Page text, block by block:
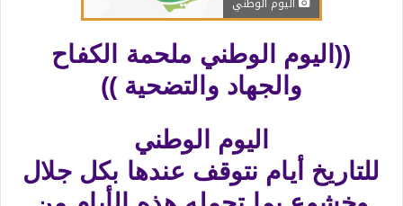
((اليوم الوطني ملحمة الكفاح
والجهاد والتضحية ))
اليوم الوطني
للتاريخ أيام نتوقف عندها بكل جلال